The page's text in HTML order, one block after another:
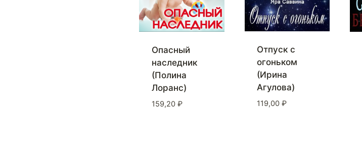
Опасный
наследник
(Полина
Лоранс)
159,20 ₽
Отпуск с
огоньком
(Ирина
Агулова)
119,00 ₽